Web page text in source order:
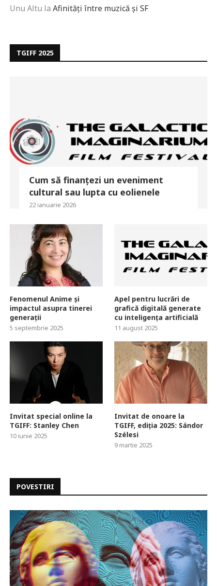
Unu Altu la Afinități între muzică și SF
TGIFF 2025
Cum să finanțezi un eveniment
cultural sau lupta cu eolienele
22 ianuarie 2026
Fenomenul Anime și
impactul asupra tinerei
generații
5 septembrie 2025
Apel pentru lucrări de
grafică digitală generate
cu inteligența artificială
11 august 2025
Invitat special online la
TGIFF: Stanley Chen
10 iunie 2025
Invitat de onoare la
TGIFF, ediția 2025: Sándor
Szélesi
9 martie 2025
POVESTIRI